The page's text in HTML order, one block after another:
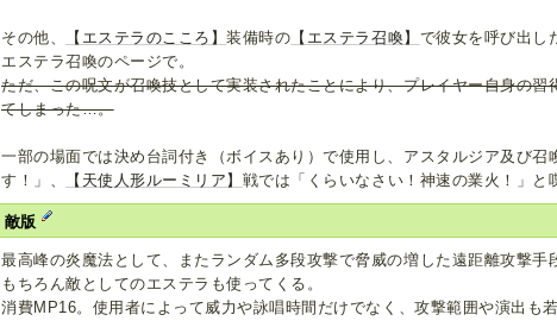
その他、 【エステラのこころ】装備時の 【エステラ召喚】 で彼女を呼び出し
エステラ召喚のページで。
ただ、この呪文が召喚技として実装されたことにより、プレイヤー自身の
てしまった…。
一部の場面では決め台詞付き（ボイスあり）で使用し、アスタルジア及び召
す！」、
【天使人形ルーミリア】 戦では「くらいなさい！神速の業火！」と
敵版
最高峰の炎魔法として、またランダム多段攻撃で脅威の増した遠距離攻撃手
もちろん敵としてのエステラも使ってくる。
消費MP16。使用者によって威力や詠唱時間だけでなく、攻撃範囲や演出も